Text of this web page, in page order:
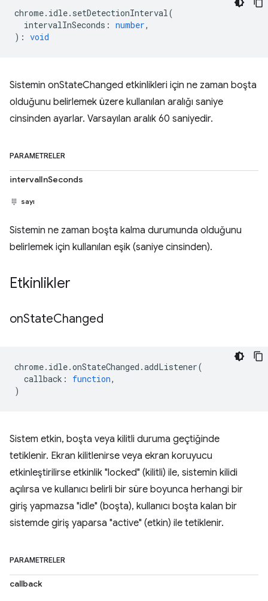
chrome. idle. setDetectionInterval(
intervalInSeconds : number,
) : void
Sistemin onStateChanged etkinlikleri için ne zaman boşta
olduğunu belirlemek üzere kullanılan aralığı saniye
cinsinden ayarlar. Varsayılan aralık 60 saniyedir.
PARAMETRELER
intervalInSeconds
sayı
Sistemin ne zaman boşta kalma durumunda olduğunu
belirlemek için kullanılan eşik (saniye cinsinden).
Etkinlikler
onStateChanged
chrome. idle.onStateChanged .addListener(
callback : function,
)
Sistem etkin, boşta veya kilitli duruma geçtiğinde
tetiklenir. Ekran kilitlenirse veya ekran koruyucu
etkinleştirilirse etkinlik "locked" (kilitli) ile, sistemin kilidi
açılırsa ve kullanıcı belirli bir süre boyunca herhangi bir
giriş yapmazsa "idle" (boşta), kullanıcı boşta kalan bir
sistemde giriş yaparsa "active" (etkin) ile tetiklenir.
PARAMETRELER
callback